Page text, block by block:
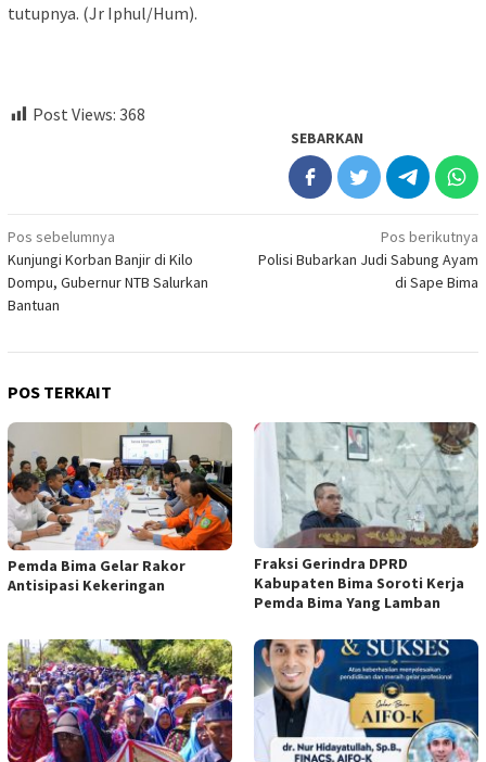
tutupnya. (Jr Iphul/Hum).
Post Views: 368
SEBARKAN
Navigasi
pos
Pos sebelumnya
Kunjungi Korban Banjir di Kilo
Dompu, Gubernur NTB Salurkan
Bantuan
Pos berikutnya
Polisi Bubarkan Judi Sabung Ayam
di Sape Bima
POS TERKAIT
Pemda Bima Gelar Rakor
Antisipasi Kekeringan
Fraksi Gerindra DPRD
Kabupaten Bima Soroti Kerja
Pemda Bima Yang Lamban